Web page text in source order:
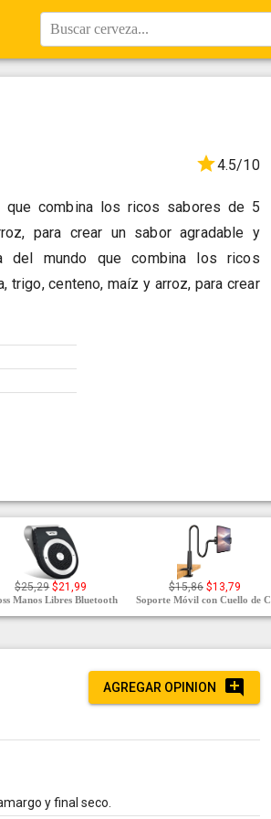
Buscar cerveza...
4.5/10
combina los ricos sabores de 5
para crear un sabor agradable y
del mundo que combina los ricos
trigo, centeno, maíz y arroz, para crear
$25,29 $21,99
Manos Libres Bluetooth
$15,86 $13,79
Soporte Móvil con Cuello de C
AGREGAR OPINION
y final seco.